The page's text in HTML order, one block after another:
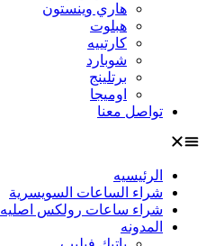
هاري وينستون
هبلوت
كارتييه
شوبارد
برتلينج
اوميجا
تواصل معنا
الرئيسيه
شراء الساعات السويسرية
شراء ساعات رولكس اصليه
المدونه